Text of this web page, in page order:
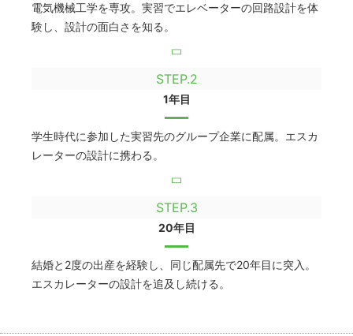
電気機械工学を専攻。実習でエレベーターの回路設計を体
験し、設計の面白さを知る。
STEP.2
1年目
学生時代に参加した実習先のグループ企業に配属。エスカ
レーターの設計に携わる。
STEP.3
20年目
結婚と2度の出産を経験し、同じ配属先で20年目に突入。
エスカレーターの設計を追及し続ける。